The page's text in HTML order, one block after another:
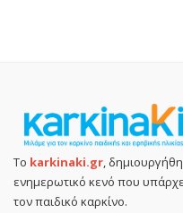
Το karkinaki.gr,
ενημερωτικό κενό που
τον παιδικό καρκίνο.